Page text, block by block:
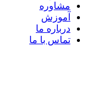
مشاوره
آموزش
درباره ما
تماس با ما